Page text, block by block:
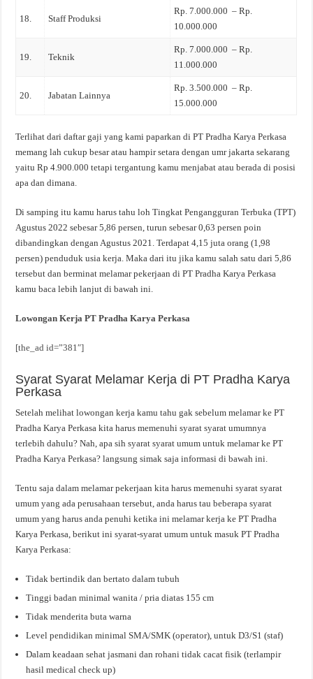
18. Staff Produksi
Rp. 7.000.000 – Rp.
10.000.000
19. Teknik
Rp. 7.000.000 – Rp.
11.000.000
20. Jabatan Lainnya
Rp. 3.500.000 – Rp.
15.000.000
Terlihat dari daftar gaji yang kami paparkan di PT Pradha Karya Perkasa
memang lah cukup besar atau hampir setara dengan umr jakarta sekarang
yaitu Rp 4.900.000 tetapi tergantung kamu menjabat atau berada di posisi
apa dan dimana.
Di samping itu kamu harus tahu loh Tingkat Pengangguran Terbuka (TPT)
Agustus 2022 sebesar 5,86 persen, turun sebesar 0,63 persen poin
dibandingkan dengan Agustus 2021. Terdapat 4,15 juta orang (1,98
persen) penduduk usia kerja. Maka dari itu jika kamu salah satu dari 5,86
tersebut dan berminat melamar pekerjaan di PT Pradha Karya Perkasa
kamu baca lebih lanjut di bawah ini.
Lowongan Kerja PT Pradha Karya Perkasa
[the_ad id=”381″]
Syarat Syarat Melamar Kerja di PT Pradha Karya
Perkasa
Setelah melihat lowongan kerja kamu tahu gak sebelum melamar ke PT
Pradha Karya Perkasa kita harus memenuhi syarat syarat umumnya
terlebih dahulu? Nah, apa sih syarat syarat umum untuk melamar ke PT
Pradha Karya Perkasa? langsung simak saja informasi di bawah ini.
Tentu saja dalam melamar pekerjaan kita harus memenuhi syarat syarat
umum yang ada perusahaan tersebut, anda harus tau beberapa syarat
umum yang harus anda penuhi ketika ini melamar kerja ke PT Pradha
Karya Perkasa, berikut ini syarat-syarat umum untuk masuk PT Pradha
Karya Perkasa:
Tidak bertindik dan bertato dalam tubuh
Tinggi badan minimal wanita / pria diatas 155 cm
Tidak menderita buta warna
Level pendidikan minimal SMA/SMK (operator), untuk D3/S1 (staf)
Dalam keadaan sehat jasmani dan rohani tidak cacat fisik (terlampir
hasil medical check up)